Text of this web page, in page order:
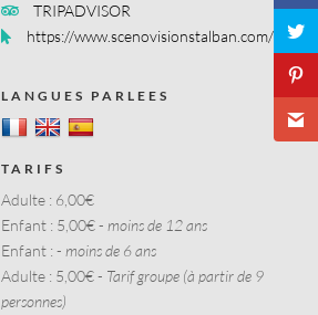
TRIPADVISOR
https://www.scenovisionstalban.com/
LANGUES PARLEES
TARIFS
Adulte : 6,00€
Enfant : 5,00€ - moins de 12 ans
Enfant :- moins de 6 ans
Adulte : 5,00€ - Tarif groupe (à partir de 9
personnes)